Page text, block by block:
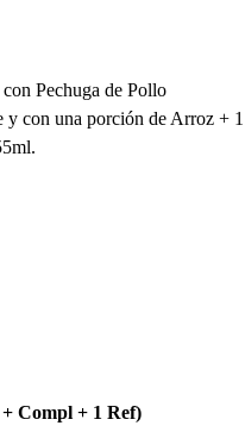
Pechuga de Pollo
y con una porción de Arroz + 1
Compl + 1 Ref)